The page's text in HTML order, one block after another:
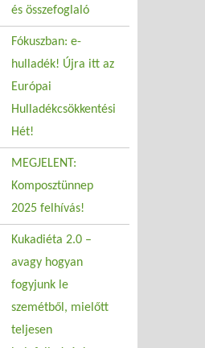
és összefoglaló
Fókuszban: e-
hulladék! Újra itt az
Európai
Hulladékcsökkentési
Hét!
MEGJELENT:
Komposztünnep
2025 felhívás!
Kukadiéta 2.0 –
avagy hogyan
fogyjunk le
szemétből, mielőtt
teljesen